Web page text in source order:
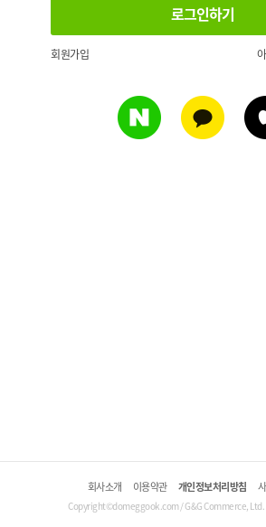
회원가입
회사소개 이용약관 개인정보처리방침
Copyright©domeggook.com / G&G Commerce,